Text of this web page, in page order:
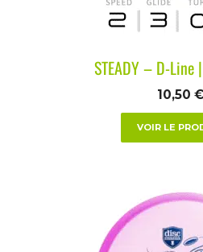
STEADY – D-Line
10,50 €
VOIR LE